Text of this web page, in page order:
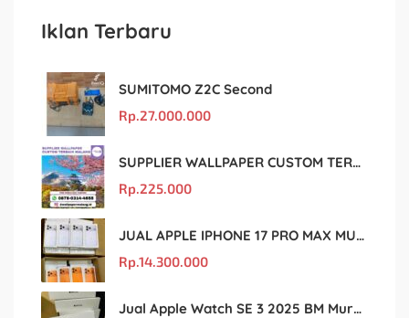
Iklan Terbaru
SUMITOMO Z2C Second
Rp.27.000.000
SUPPLIER WALLPAPER CUSTOM TERBAIK MALANG
Rp.225.000
JUAL APPLE IPHONE 17 PRO MAX MURAH DAN ORIGINAL
Rp.14.300.000
Jual Apple Watch SE 3 2025 BM Murah Dan original